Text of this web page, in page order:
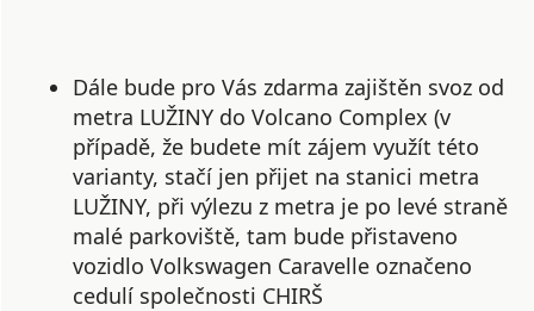
Dále bude pro Vás zdarma zajištěn svoz od
metra LUŽINY do Volcano Complex (v
případě, že budete mít zájem využít této
varianty, stačí jen přijet na stanici metra
LUŽINY, při výlezu z metra je po levé straně
malé parkoviště, tam bude přistaveno
vozidlo Volkswagen Caravelle označeno
cedulí společnosti CHIRŠ